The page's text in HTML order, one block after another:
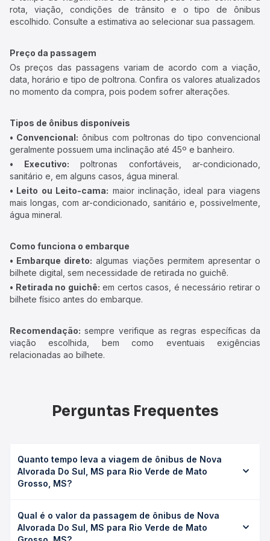
rota, viação, condições de trânsito e o tipo de ônibus
escolhido. Consulte a estimativa ao selecionar sua passagem.
Preço da passagem
Os preços das passagens variam de acordo com a viação,
data, horário e tipo de poltrona. Confira os valores atualizados
no momento da compra, pois podem sofrer alterações.
Tipos de ônibus disponíveis
• Convencional: ônibus com poltronas do tipo convencional
geralmente possuem uma inclinação até 45º e banheiro.
• Executivo: poltronas confortáveis, ar-condicionado,
sanitário e, em alguns casos, água mineral.
• Leito ou Leito-cama: maior inclinação, ideal para viagens
mais longas, com ar-condicionado, sanitário e, possivelmente,
água mineral.
Como funciona o embarque
• Embarque direto: algumas viações permitem apresentar o
bilhete digital, sem necessidade de retirada no guichê.
• Retirada no guichê: em certos casos, é necessário retirar o
bilhete físico antes do embarque.
Recomendação: sempre verifique as regras específicas da
viação escolhida, bem como eventuais exigências
relacionadas ao bilhete.
Perguntas Frequentes
Quanto tempo leva a viagem de ônibus de Nova
Alvorada Do Sul, MS para Rio Verde de Mato
Grosso, MS?
Verde de Mato Grosso, MS leva em média 6h 2min,
podendo variar conforme a viação, o tipo de serviço
Qual é o valor da passagem de ônibus de Nova
Alvorada Do Sul, MS para Rio Verde de Mato